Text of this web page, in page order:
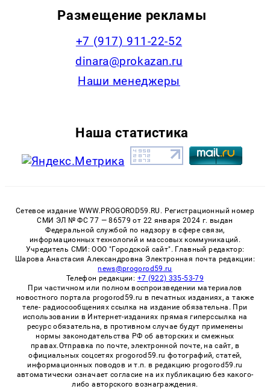
Размещение рекламы
+7 (917) 911-22-52
dinara@prokazan.ru
Наши менеджеры
Наша статистика
Сетевое издание WWW.PROGOROD59.RU. Регистрационный номер
СМИ ЭЛ № ФС 77 — 86579 от 22 января 2024 г. выдан
Федеральной службой по надзору в сфере связи,
информационных технологий и массовых коммуникаций.
Учредитель СМИ: ООО "Городской сайт". Главный редактор:
Шарова Анастасия Александровна Электронная почта редакции:
news@progorod59.ru
Телефон редакции: +7 (922) 335-53-79
При частичном или полном воспроизведении материалов
новостного портала progorod59.ru в печатных изданиях, а также
теле- радиосообщениях ссылка на издание обязательна. При
использовании в Интернет-изданиях прямая гиперссылка на
ресурс обязательна, в противном случае будут применены
нормы законодательства РФ об авторских и смежных
правах.Отправка по почте, электронной почте, на сайт, в
официальных соцсетях progorod59.ru фотографий, статей,
информационных поводов и т.п. в редакцию progorod59.ru
автоматически означает согласие на их публикацию без какого-
либо авторского вознаграждения.